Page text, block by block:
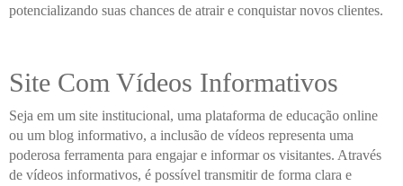
potencializando suas chances de atrair e conquistar novos clientes.
Site Com Vídeos Informativos
Seja em um site institucional, uma plataforma de educação online
ou um blog informativo, a inclusão de vídeos representa uma
poderosa ferramenta para engajar e informar os visitantes. Através
de vídeos informativos, é possível transmitir de forma clara e